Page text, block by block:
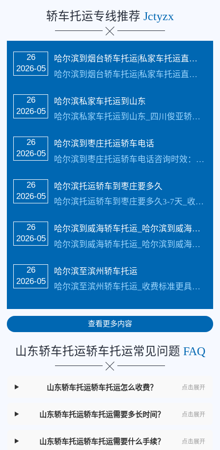
轿车托运专线推荐 Jctyzx
26
2026-05
​哈尔滨到烟台轿车托运|私家车托运直达线路
哈尔滨到烟台轿车托运|私家车托运直达线路_四川俊亚物流公司（133-5002-3601）直达线路【承接业务】：私家车托运、轿车托运、小轿车托运、越野车托运、商务车…
26
2026-05
哈尔滨私家车托运到山东
哈尔滨私家车托运到山东_四川俊亚轿车公司每天发车【承接业务】：私家车托运、轿车托运、小轿车托运、越野车托运、商务车托运、商品车、试驾活动车，巡展车托运.市区可…
26
2026-05
哈尔滨到枣庄托运轿车电话
哈尔滨到枣庄托运轿车电话咨询时效：3-7天_收费标准更具具体的车型、不同的牌子价值不同价格也不同还有季节性都是影响价格的因素，具体价格请电话咨询，每天发车【承…
26
2026-05
哈尔滨托运轿车到枣庄要多久
哈尔滨托运轿车到枣庄要多久3-7天_收费标准更具具体的车型、不同的牌子价值不同价格也不同还有季节性都是影响价格的因素，具体价格请电话咨询，每天发车【承接业务】…
26
2026-05
哈尔滨到威海轿车托运_哈尔滨到威海汽车托运
哈尔滨到威海轿车托运_哈尔滨到威海汽车托运_四川俊亚物流公司（133-5002-3601）每天发车【承接业务】：私家车托运、轿车托运、小轿车托运、越野车托运、商…
26
2026-05
哈尔滨至滨州轿车托运
哈尔滨至滨州轿车托运_收费标准更具具体的车型、不同的牌子价值不同价格也不同还有季节性都是影响价格的因素，具体价格请电话咨询，每天发车【承接业务】：私家车托运、…
查看更多内容
山东轿车托运轿车托运常见问题 FAQ
山东轿车托运轿车托运怎么收费？ 点击展开
山东轿车托运轿车托运需要多长时间？ 点击展开
山东轿车托运轿车托运需要什么手续？ 点击展开